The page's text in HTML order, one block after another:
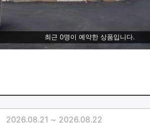
최근 0명이 예약한 상품입니다.